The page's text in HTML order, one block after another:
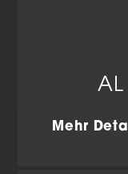
Mehr